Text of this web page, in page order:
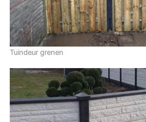
Tuindeur grenen